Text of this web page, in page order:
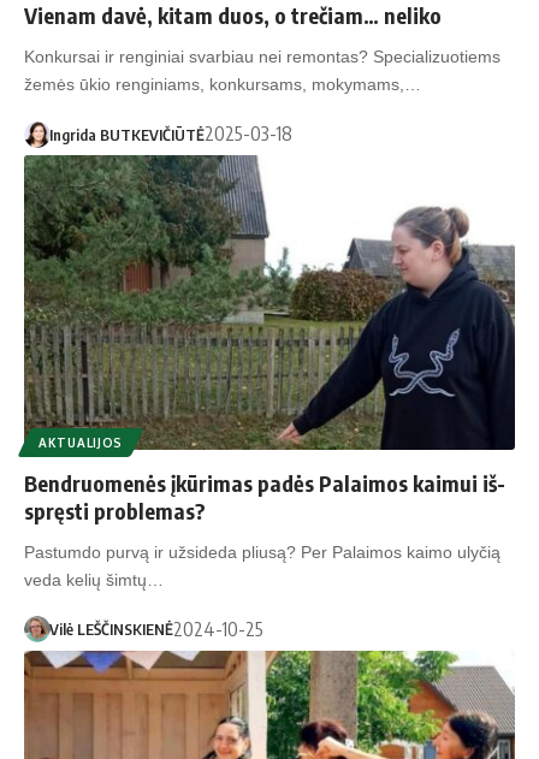
Vienam davė, kitam duos, o trečiam… neliko
Konkursai ir renginiai svarbiau nei remontas? Specializuotiems
žemės ūkio renginiams, konkursams, mokymams,…
Ingrida BUTKEVIČIŪTĖ2025-03-18
AKTUALIJOS
Bend­ruo­me­nės įkū­ri­mas pa­dės Pa­lai­mos kai­mui iš­
spręs­ti pro­ble­mas?
Pastumdo purvą ir užsideda pliusą? Per Palaimos kaimo ulyčią
veda kelių šimtų…
Vilė LEŠČINSKIENĖ2024-10-25